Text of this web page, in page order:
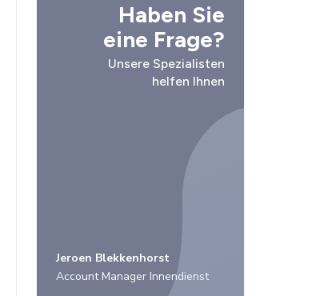
Haben Sie
eine Frage?
Unsere Spezialisten
helfen Ihnen
Jeroen Blekkenhorst
Account Manager Innendienst